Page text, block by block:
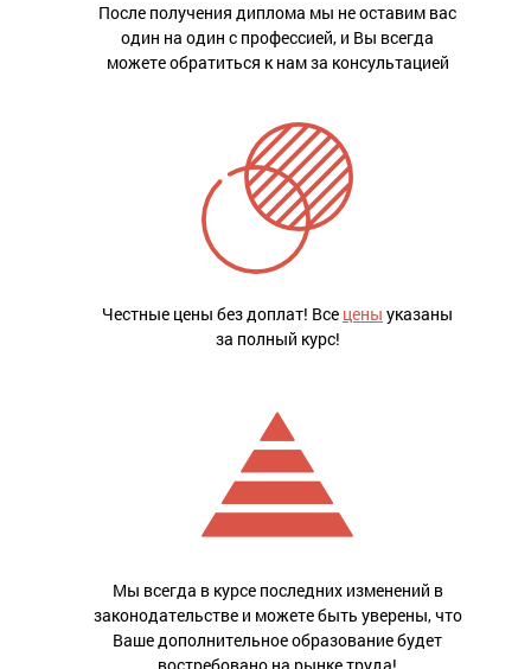
После получения диплома мы не оставим вас
один на один с профессией, и Вы всегда
можете обратиться к нам за консультацией
Честные цены без доплат! Все цены указаны
за полный курс!
Мы всегда в курсе последних изменений в
законодательстве и можете быть уверены, что
Ваше дополнительное образование будет